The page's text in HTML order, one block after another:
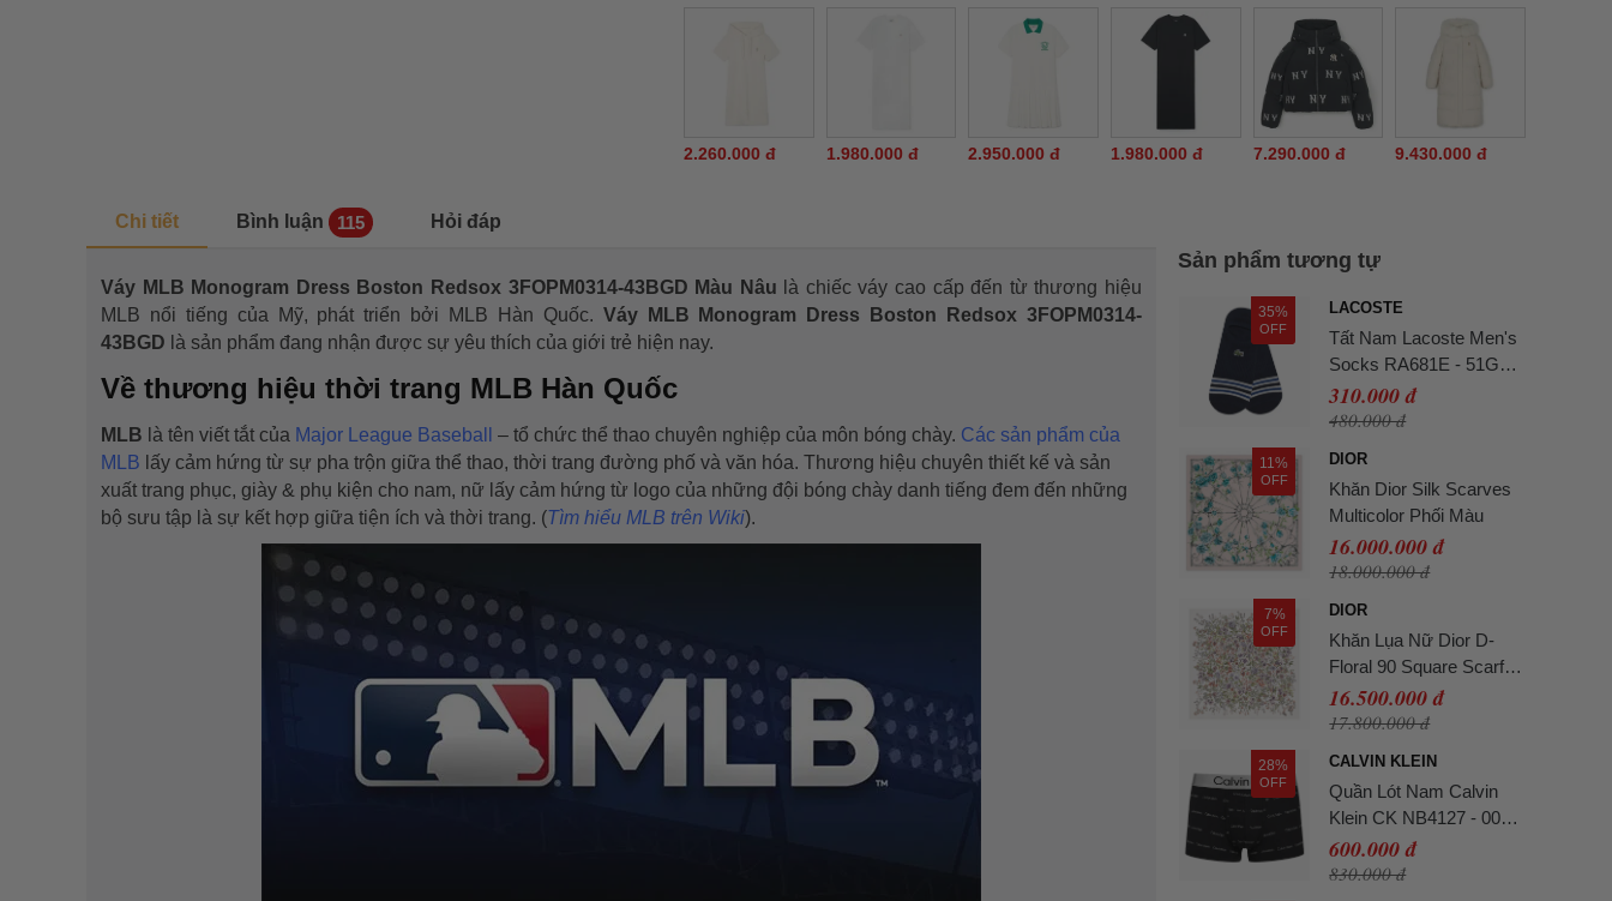
2.260.000 đ 1.980.000 đ 2.950.000 đ 1.980.000 đ 7.290.000 đ 9.430.000 đ
Chi tiết Bình luận 115 Hỏi đáp
Váy MLB Monogram Dress Boston Redsox 3FOPM0314-43BGD Màu Nâu là chiếc váy cao cấp đến từ thương hiệu
MLB nổi tiếng của Mỹ, phát triển bởi MLB Hàn Quốc. Váy MLB Monogram Dress Boston Redsox 3FOPM0314-
43BGD là sản phẩm đang nhận được sự yêu thích của giới trẻ hiện nay.
Về thương hiệu thời trang MLB Hàn Quốc
MLB là tên viết tắt của Major League Baseball – tổ chức thể thao chuyên nghiệp của môn bóng chày. Các sản phẩm của
MLB lấy cảm hứng từ sự pha trộn giữa thể thao, thời trang đường phố và văn hóa. Thương hiệu chuyên thiết kế và sản
xuất trang phục, giày & phụ kiện cho nam, nữ lấy cảm hứng từ logo của những đội bóng chày danh tiếng đem đến những
bộ sưu tập là sự kết hợp giữa tiện ích và thời trang. (Tìm hiểu MLB trên Wiki).
Sản phẩm tương tự
35%
OFF
LACOSTE
Tất Nam Lacoste Men's
Socks RA681E - 51G
Màu Xanh Navy
310.000 đ
480.000 đ
11%
OFF
DIOR
Khăn Dior Silk Scarves
Multicolor Phối Màu
16.000.000 đ
18.000.000 đ
7%
OFF
DIOR
Khăn Lụa Nữ Dior D-
Floral 90 Square Scarf
Silk Twill Màu Trắng Họa
Tiết
16.500.000 đ
17.800.000 đ
28%
OFF
CALVIN KLEIN
Quần Lót Nam Calvin
Klein CK NB4127 - 003
Màu Đen Size L
600.000 đ
830.000 đ